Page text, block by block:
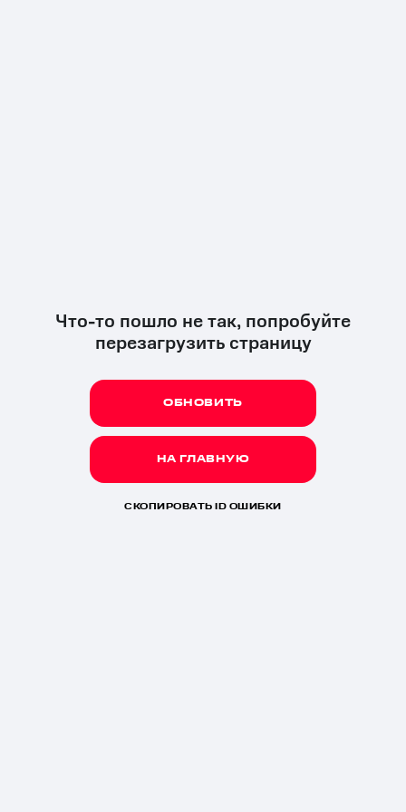
Что-то пошло не так, попробуйте
перезагрузить страницу
ОБНОВИТЬ
НА ГЛАВНУЮ
СКОПИРОВАТЬ ID ОШИБКИ